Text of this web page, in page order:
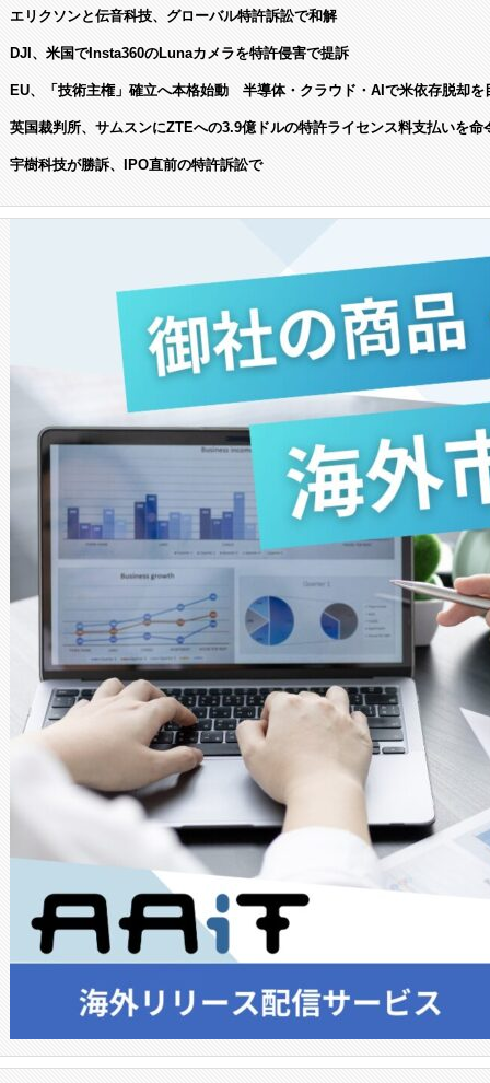
エリクソンと伝音科技、グローバル特許訴訟で和解
DJI、米国でInsta360のLunaカメラを特許侵害で提訴
EU、「技術主権」確立へ本格始動 半導体・クラウド・AIで米依存脱却を
英国裁判所、サムスンにZTEへの3.9億ドルの特許ライセンス料支払いを命
宇樹科技が勝訴、IPO直前の特許訴訟で